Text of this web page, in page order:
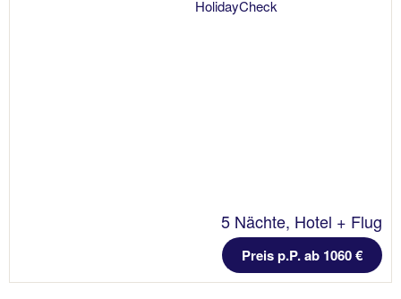
5 Nächte, Hotel + Flug
Preis p.P. ab 1060 €